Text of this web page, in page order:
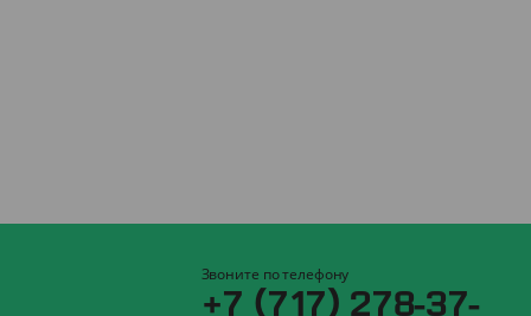
Звоните по телефону
+7 (717) 278-37-